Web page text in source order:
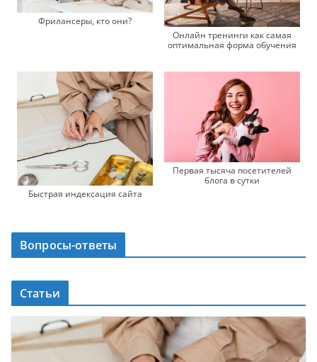
Фрилансеры, кто они?
Онлайн тренинги как самая
оптимальная форма обучения
Быстрая индексация сайта
Первая тысяча посетителей
блога в сутки
Вопросы-ответы
Статьи